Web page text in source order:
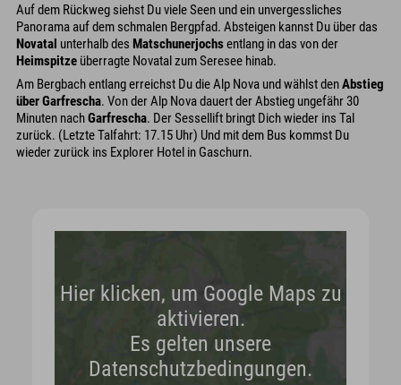
Auf dem Rückweg siehst Du viele Seen und ein unvergessliches
Panorama auf dem schmalen Bergpfad. Absteigen kannst Du über das
Novatal unterhalb des Matschunerjochsentlang in das von der
Heimspitze überragte Novatal zum Seresee hinab.
Am Bergbach entlang erreichst Du die Alp Nova und wählst denAbstieg
über Garfrescha. Von der Alp Nova dauert der Abstieg ungefähr 30
Minuten nachGarfrescha. Der Sessellift bringt Dich wieder ins Tal
zurück. (Letzte Talfahrt: 17.15 Uhr) Und mit dem Bus kommst Du
wieder zurück ins Explorer Hotel in Gaschurn.
Hier klicken, um Google Maps zu
aktivieren.
Es gelten unsere
Datenschutzbedingungen.